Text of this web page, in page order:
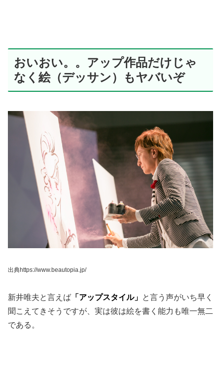
おいおい。。アップ作品だけじゃ
なく絵（デッサン）もヤバいぞ
出典https://www.beautopia.jp/
新井唯夫と言えば 「アップスタイル」 と言う声がいち早く
聞こえてきそうですが、実は彼は絵を書く能力も唯一無二
である。